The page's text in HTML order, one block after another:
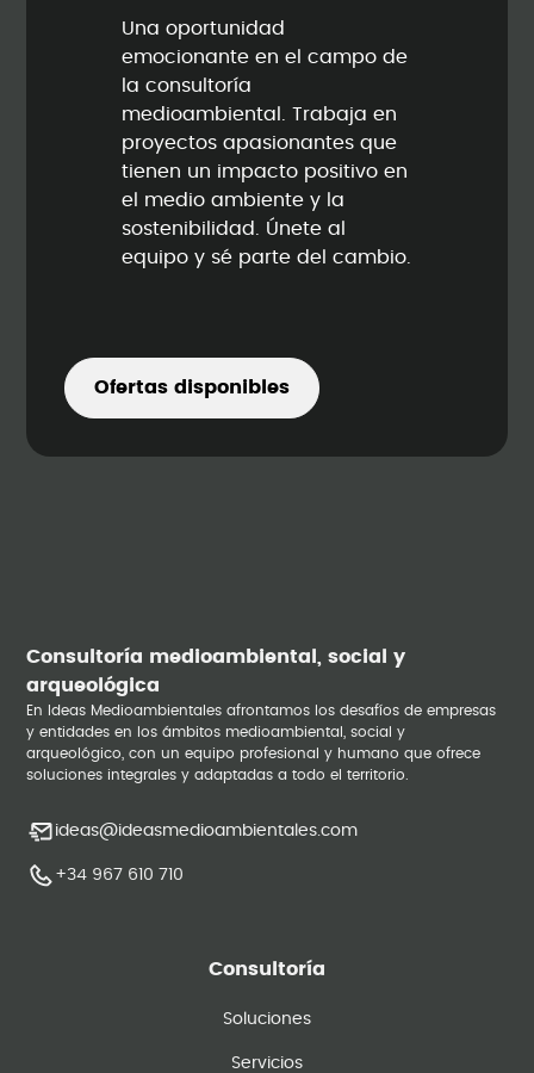
Una oportunidad
emocionante en el campo de
la consultoría
medioambiental. Trabaja en
proyectos apasionantes que
tienen un impacto positivo en
el medio ambiente y la
sostenibilidad. Únete al
equipo y sé parte del cambio.
Ofertas disponibles
Consultoría medioambiental, social y
arqueológica
En Ideas Medioambientales afrontamos los desafíos de empresas
y entidades en los ámbitos medioambiental, social y
arqueológico, con un equipo profesional y humano que ofrece
soluciones integrales y adaptadas a todo el territorio.
ideas@ideasmedioambientales.com
+34 967 610 710
Consultoría
Soluciones
Servicios